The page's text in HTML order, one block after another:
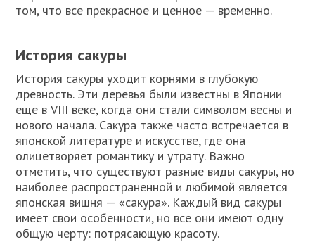
том, что все прекрасное и ценное — временно.
История сакуры
История сакуры уходит корнями в глубокую
древность. Эти деревья были известны в Японии
еще в VIII веке, когда они стали символом весны и
нового начала. Сакура также часто встречается в
японской литературе и искусстве, где она
олицетворяет романтику и утрату. Важно
отметить, что существуют разные виды сакуры, но
наиболее распространенной и любимой является
японская вишня — «сакура». Каждый вид сакуры
имеет свои особенности, но все они имеют одну
общую черту: потрясающую красоту.